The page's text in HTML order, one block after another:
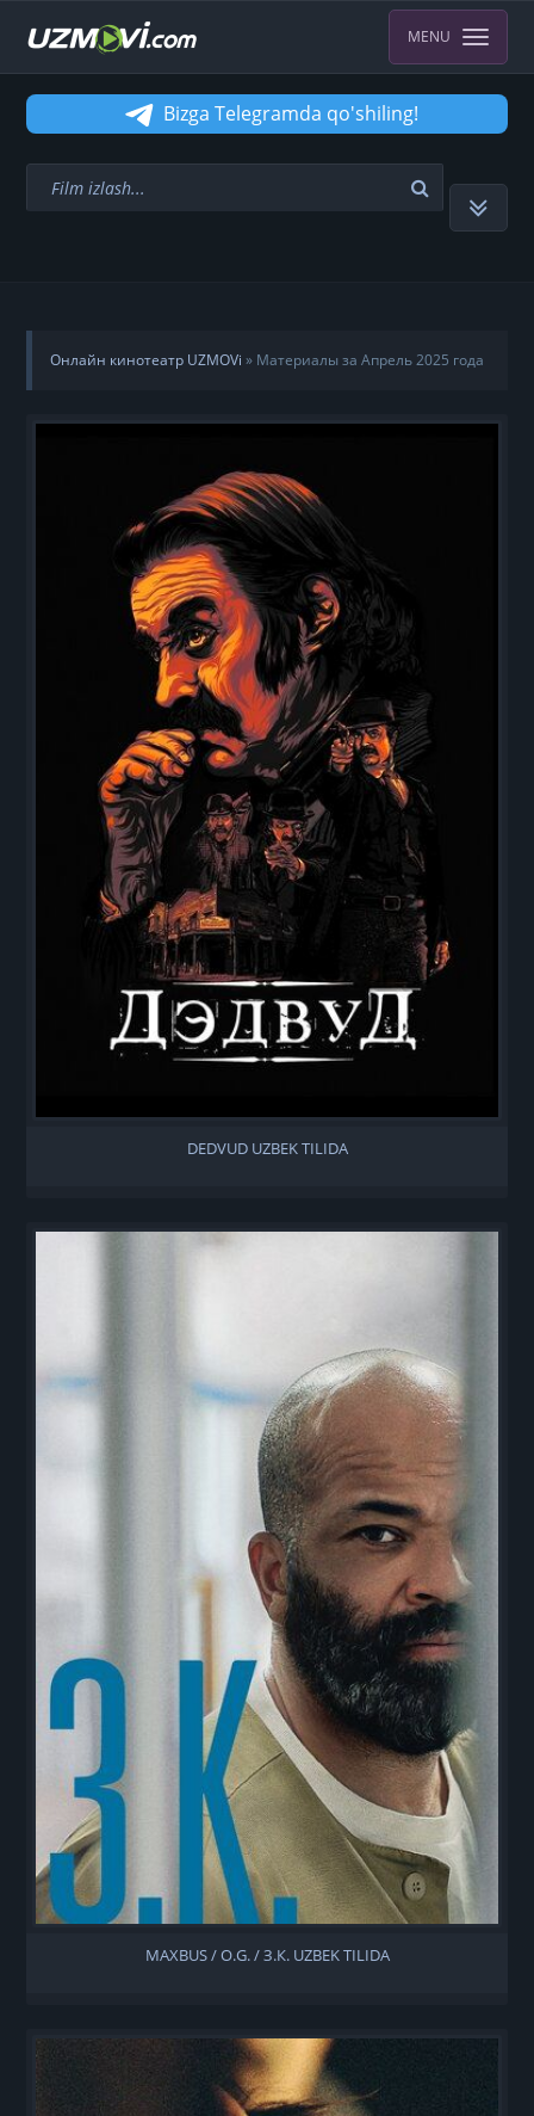
MENU
Bizga Telegramda qo'shiling!
Онлайн кинотеатр UZMOVi » Материалы за Апрель 2025 года
DEDVUD UZBEK TILIDA
MAXBUS / O.G. / З.К. UZBEK TILIDA